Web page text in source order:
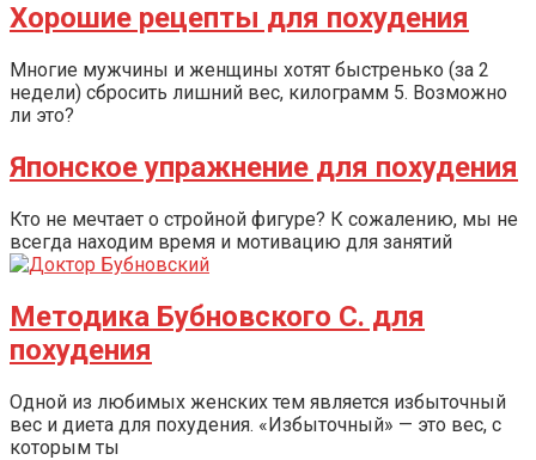
Хорошие рецепты для похудения
Многие мужчины и женщины хотят быстренько (за 2
недели) сбросить лишний вес, килограмм 5. Возможно
ли это?
Японское упражнение для похудения
Кто не мечтает о стройной фигуре? К сожалению, мы не
всегда находим время и мотивацию для занятий
Методика Бубновского С. для
похудения
Одной из любимых женских тем является избыточный
вес и диета для похудения. «Избыточный» — это вес, с
которым ты